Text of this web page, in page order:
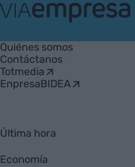
Empresa
Quiénes somos
Contáctanos
Totmedia
EnpresaBIDEA
Última hora
Economía